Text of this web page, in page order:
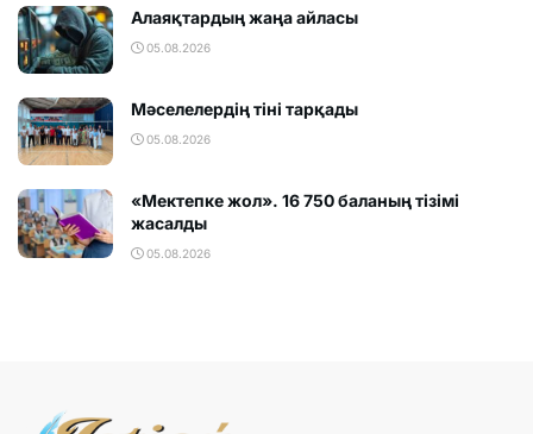
Алаяқтардың жаңа айласы
05.08.2026
Мәселелердің тіні тарқады
05.08.2026
«Мектепке жол». 16 750 баланың тізімі
жасалды
05.08.2026